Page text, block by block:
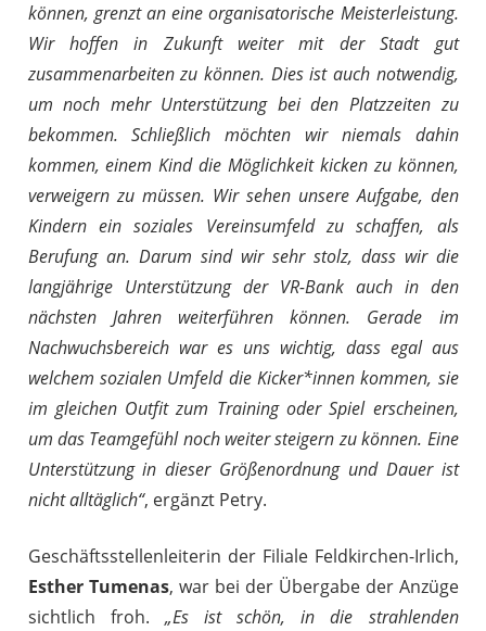
können, grenzt an eine organisatorische Meisterleistung.
Wir hoffen in Zukunft weiter mit der Stadt gut
zusammenarbeiten zu können. Dies ist auch notwendig,
um noch mehr Unterstützung bei den Platzzeiten zu
bekommen. Schließlich möchten wir niemals dahin
kommen, einem Kind die Möglichkeit kicken zu können,
verweigern zu müssen. Wir sehen unsere Aufgabe, den
Kindern ein soziales Vereinsumfeld zu schaffen, als
Berufung an. Darum sind wir sehr stolz, dass wir die
langjährige Unterstützung der VR-Bank auch in den
nächsten Jahren weiterführen können. Gerade im
Nachwuchsbereich war es uns wichtig, dass egal aus
welchem sozialen Umfeld die Kicker*innen kommen, sie
im gleichen Outfit zum Training oder Spiel erscheinen,
um das Teamgefühl noch weiter steigern zu können. Eine
Unterstützung in dieser Größenordnung und Dauer ist
nicht alltäglich“, ergänzt Petry.
Geschäftsstellenleiterin der Filiale Feldkirchen-Irlich,
Esther Tumenas, war bei der Übergabe der Anzüge
sichtlich froh. „Es ist schön, in die strahlenden